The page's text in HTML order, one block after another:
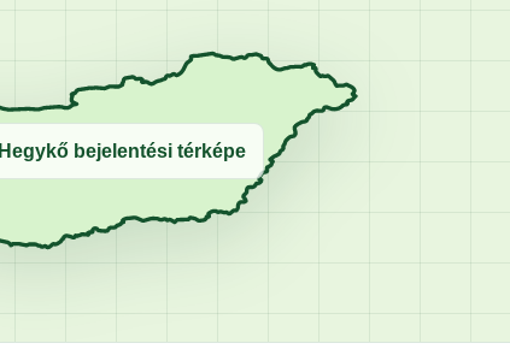
Hegykő bejelentési térképe